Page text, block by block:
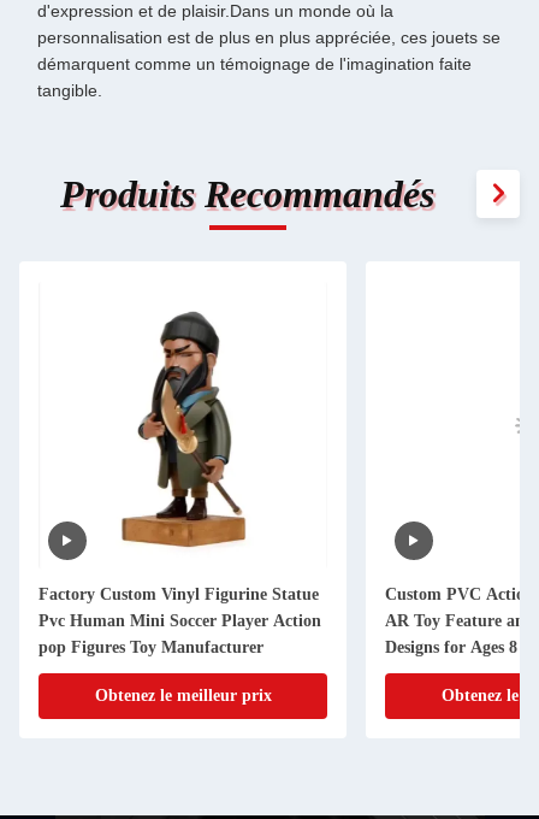
d'expression et de plaisir.Dans un monde où la
personnalisation est de plus en plus appréciée, ces jouets se
démarquent comme un témoignage de l'imagination faite
tangible.
Produits Recommandés
Factory Custom Vinyl Figurine Statue
Pvc Human Mini Soccer Player Action
pop Figures Toy Manufacturer
Obtenez le meilleur prix
Custom PVC
AR Toy Feature and
Designs for Ages 8 to
Obtenez le